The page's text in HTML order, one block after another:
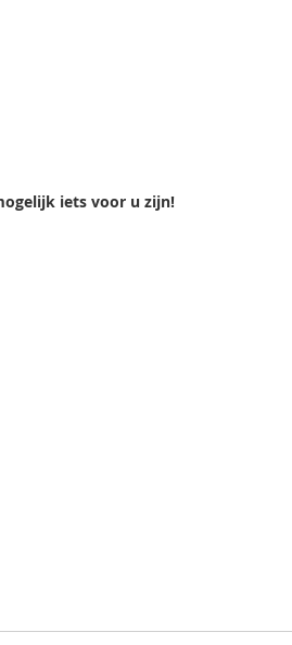
iets voor u zijn!